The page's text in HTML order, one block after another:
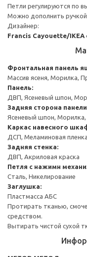
Петли регулируются по
Можно дополнить ручкой.
Дизайнер:
Francis Cayouette/IKEA
Фронтальная панель
Массив ясеня, Морилка,
Панель:
ДВП, Ясеневый шпон,
Задняя сторона
Ясеневый шпон,
Каркас навесного
ДСП, Меламиновая
Задняя стенка:
ДВП, Акриловая краска
Петля с нажимн
Сталь, Никелирование
Заглушка:
Пластмасса АБС
Протирать тканью,
средством.
Вытирать чистой сухой